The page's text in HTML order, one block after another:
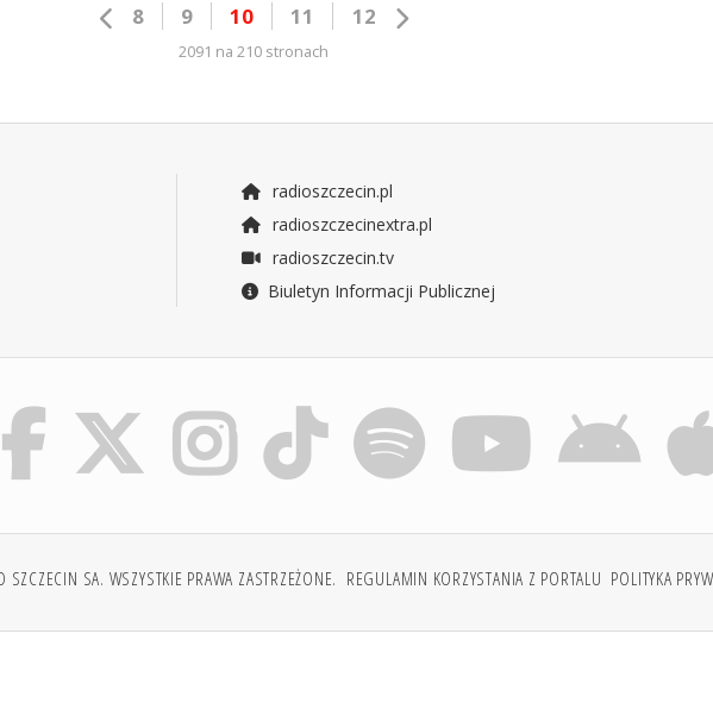
8 9 10 11 12
2091 na 210 stronach
radioszczecin.pl
radioszczecinextra.pl
radioszczecin.tv
Biuletyn Informacji Publicznej
SA. WSZYSTKIE PRAWA ZASTRZEŻONE. REGULAMIN KORZYSTANIA Z PORTALU POLITYKA